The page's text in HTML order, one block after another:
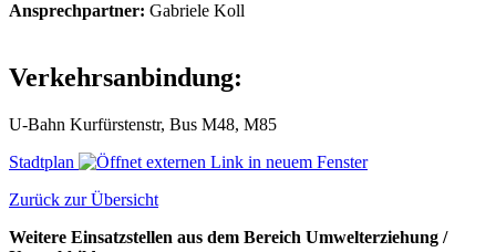
Ansprechpartner: Gabriele Koll
Verkehrsanbindung:
U-Bahn Kurfürstenstr, Bus M48, M85
Stadtplan
Zurück zur Übersicht
Weitere Einsatzstellen aus dem Bereich Umwelterziehung /